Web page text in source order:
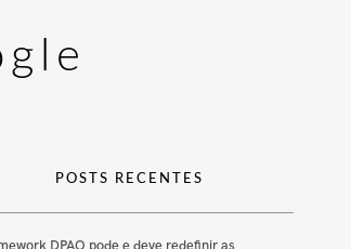
POSTS RECENTES